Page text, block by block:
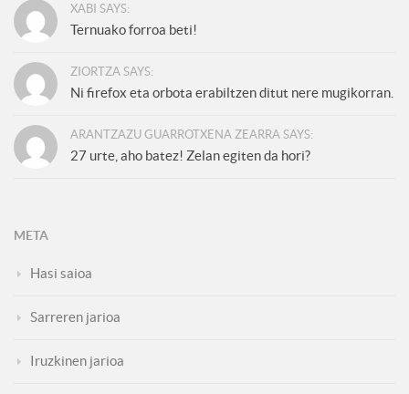
XABI SAYS:
Ternuako forroa beti!
ZIORTZA SAYS:
Ni firefox eta orbota erabiltzen ditut nere mugikorran.
ARANTZAZU GUARROTXENA ZEARRA SAYS:
27 urte, aho batez! Zelan egiten da hori?
META
Hasi saioa
Sarreren jarioa
Iruzkinen jarioa